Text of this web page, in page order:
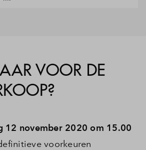
VOOR DE
12 november 2020 om 15.00
voorkeuren